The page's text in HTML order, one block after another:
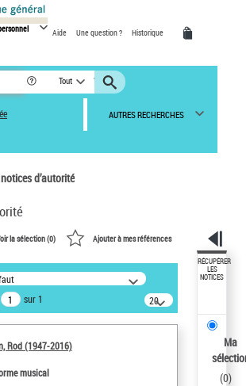
Aide Une question ? Historique
Tout
AUTRES RECHERCHES
d’autorité
dans les
:
(1947-2016)
la sélection (0) Ajouter à mes références
sur 1
20
résultats/page
Rod (1947-2016)
musical
RÉCUPÉRER
LES
NOTICES
Ma
(0)